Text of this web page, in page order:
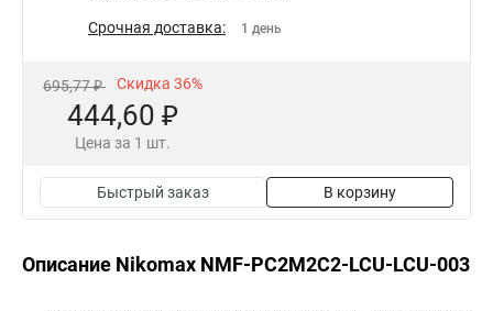
Срочная доставка: 1 день
695,77 ₽ Скидка 36%
444,60 ₽
Цена за 1 шт.
Быстрый заказ В корзину
Описание Nikomax NMF-PC2M2C2-LCU-LCU-003